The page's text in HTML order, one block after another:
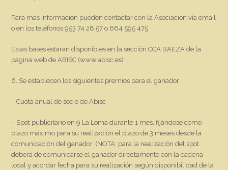
Para más información pueden contactar con la Asociación vía email
o en los teléfonos 953 74 28 57 o 664 595 475.
Estas bases estarán disponibles en la sección CCA BAEZA de la
página web de ABISC (www.abisc.es)
6. Se establecen los siguientes premios para el ganador:
– Cuota anual de socio de Abisc
– Spot publicitario en 9 La Loma durante 1 mes, fijándose como
plazo máximo para su realización el plazo de 3 meses desde la
comunicación del ganador. (NOTA: para la realización del spot
deberá de comunicarse el ganador directamente con la cadena
local y acordar fecha para su realización según disponibilidad de la